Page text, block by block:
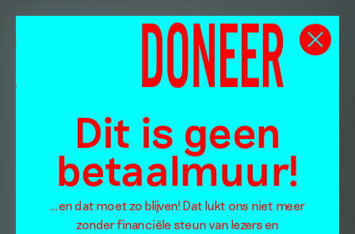
Dit is geen
betaalmuur!
…en dat moet zo blijven! Dat lukt ons niet meer
zonder financiële steun van lezers en